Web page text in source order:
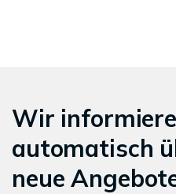
Wir
automatisch
neue